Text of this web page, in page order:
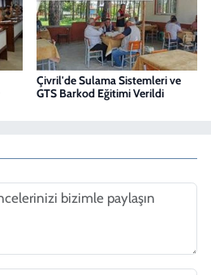
Çivril'de Sulama Sistemleri ve
GTS Barkod Eğitimi Verildi